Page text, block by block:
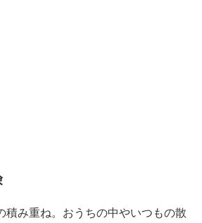
積み重ね。おうちの中やいつもの散